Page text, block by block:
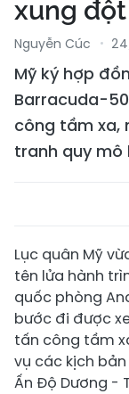
xung
Nguyễn Cúc
Mỹ ký hợp
Barracuda-
công tầm xa,
tranh quy mô
Lục quân Mỹ
tên lửa hành
quốc phòng
bước đi được
tấn công tầm
vụ các kịch
Ấn Độ Dương -